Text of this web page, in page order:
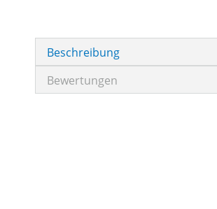
Beschreibung
Bewertungen